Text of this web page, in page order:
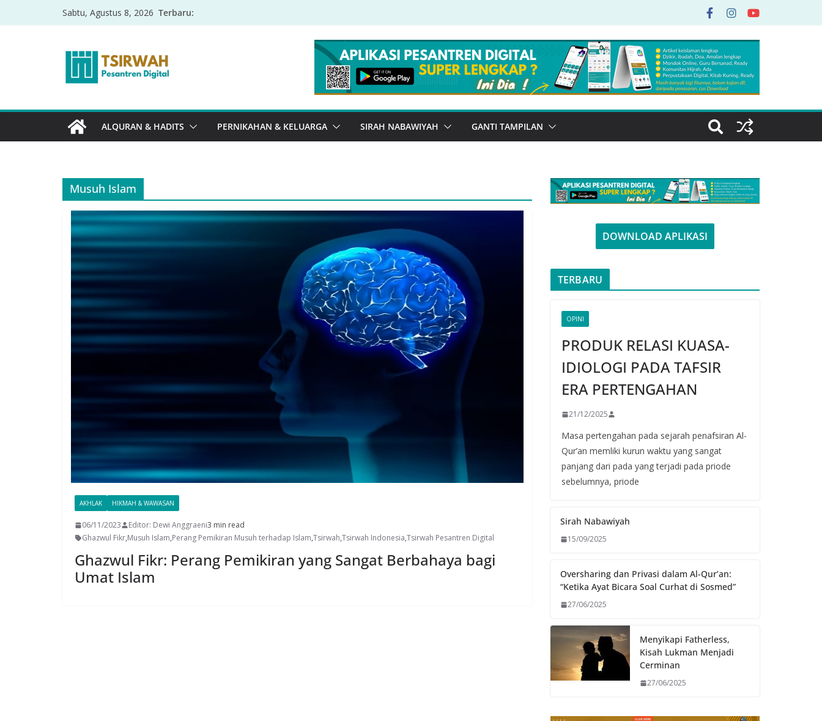
Sabtu, Agustus 8, 2026 Terbaru:
ALQURAN & HADITS PERNIKAHAN & KELUARGA SIRAH NABAWIYAH GANTI TAMPILAN
Musuh Islam
AKHLAK HIKMAH & WAWASAN
06/11/2023 Editor: Dewi Anggraeni3 min read
Ghazwul Fikr,Musuh Islam,Perang Pemikiran Musuh terhadap Islam,Tsirwah,Tsirwah Indonesia,Tsirwah Pesantren Digital
Ghazwul Fikr: Perang Pemikiran yang Sangat Berbahaya bagi
Umat Islam
DOWNLOAD APLIKASI
TERBARU
OPINI
PRODUK RELASI KUASA-
IDIOLOGI PADA TAFSIR
ERA PERTENGAHAN
21/12/2025
Masa pertengahan pada sejarah penafsiran Al-
Qur’an memliki kurun waktu yang sangat
panjang dari pada yang terjadi pada priode
sebelumnya, priode
Sirah Nabawiyah
15/09/2025
Oversharing dan Privasi dalam Al-Qur’an:
“Ketika Ayat Bicara Soal Curhat di Sosmed”
27/06/2025
Menyikapi Fatherless,
Kisah Lukman Menjadi
Cerminan
27/06/2025